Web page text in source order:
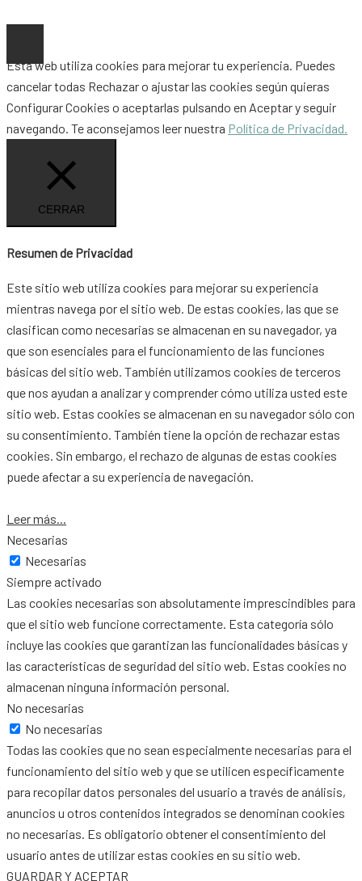
Esta web utiliza cookies para mejorar tu experiencia. Puedes
cancelar todas Rechazaro ajustar las cookies según quieras
Configurar Cookies o aceptarlas pulsando en Aceptary seguir
navegando. Te aconsejamos leer nuestra Política de Privacidad.
CERRAR
Resumen de Privacidad
Este sitio web utiliza cookies para mejorar su experiencia
mientras navega por el sitio web. De estas cookies, las que se
clasifican como necesarias se almacenan en su navegador, ya
que son esenciales para el funcionamiento de las funciones
básicas del sitio web. También utilizamos cookies de terceros
que nos ayudan a analizar y comprender cómo utiliza usted este
sitio web. Estas cookies se almacenan en su navegador sólo con
su consentimiento. También tiene la opción de rechazar estas
cookies. Sin embargo, el rechazo de algunas de estas cookies
puede afectar a su experiencia de navegación.
Leer más...
Necesarias
Necesarias
Siempre activado
Las cookies necesarias son absolutamente imprescindibles para
que el sitio web funcione correctamente. Esta categoría sólo
incluye las cookies que garantizan las funcionalidades básicas y
las características de seguridad del sitio web. Estas cookies no
almacenan ninguna información personal.
No necesarias
No necesarias
Todas las cookies que no sean especialmente necesarias para el
funcionamiento del sitio web y que se utilicen específicamente
para recopilar datos personales del usuario a través de análisis,
anuncios u otros contenidos integrados se denominan cookies
no necesarias. Es obligatorio obtener el consentimiento del
usuario antes de utilizar estas cookies en su sitio web.
GUARDAR Y ACEPTAR